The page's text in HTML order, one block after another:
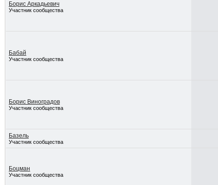
Борис Аркадьевич
Участник сообщества
Бабай
Участник сообщества
Борис Виноградов
Участник сообщества
Базель
Участник сообщества
Боцман
Участник сообщества